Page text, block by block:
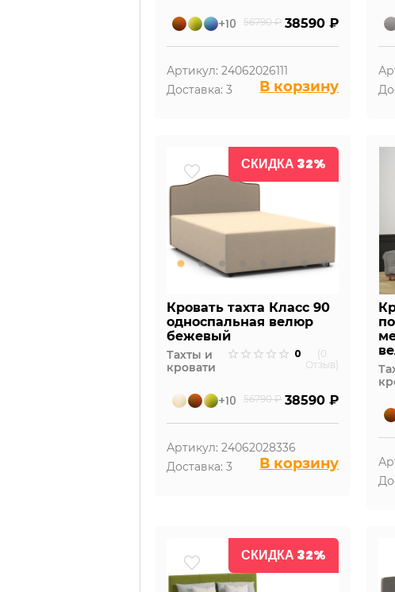
+10 56790 ₽ 38590 ₽
Артикул: 24062026111
Доставка: 3
В корзину
СКИДКА 32%
Кровать тахта Класс 90
односпальная велюр
бежевый
Тахты и
кровати
0
(0
Отзыв)
+10 56790 ₽ 38590 ₽
Артикул: 24062028336
Доставка: 3
В корзину
СКИДКА 32%